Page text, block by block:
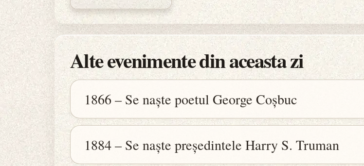
Alte evenimente din aceasta zi
1866 – Se naște poetul George Coșbuc
1884 – Se naște președintele Harry S. Truman